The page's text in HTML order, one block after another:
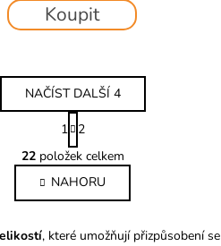
Koupit
O
v
l
á
d
NAČÍST DALŠÍ 4
S
t
r
á
n
k
v
1
2
22položek celkem
NAHORU
, které umožňují přizpůsobení